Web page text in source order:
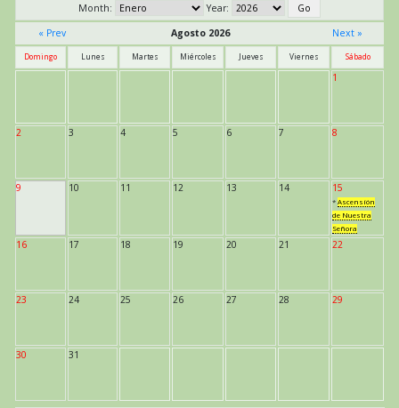
Month:
Year:
« Prev
Agosto 2026 Next »
Domingo Lunes Martes Miércoles Jueves Viernes Sábado
1
2 3 4 5 6 7 8
9 10 11 12 13 14 15
* Ascensión
de Nuestra
Señora
16 17 18 19 20 21 22
23 24 25 26 27 28 29
30 31